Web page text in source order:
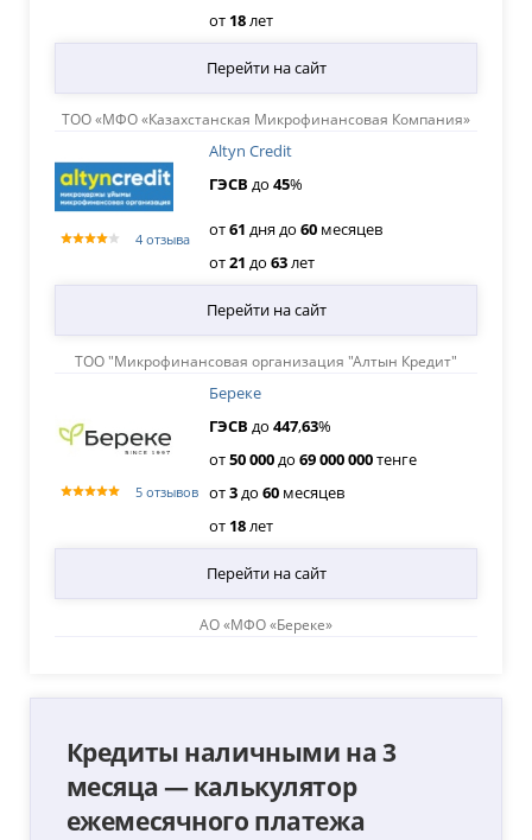
от 18лет
ТОО «МФО «Казахстанская Микрофинансовая Компания»
Перейти на сайт
4 отзыва
Altyn Credit
ГЭСВ до 45%
от61 днядо 60месяцев
от21 до 63лет
ТОО "Микрофинансовая организация "Алтын Кредит"
Перейти на сайт
5 отзывов
Береке
ГЭСВ до 447,63%
от50000до 69000000тенге
от3до 60месяцев
от 18лет
АО «МФО «Береке»
Перейти на сайт
Кредиты наличными на 3
месяца — калькулятор
ежемесячного платежа